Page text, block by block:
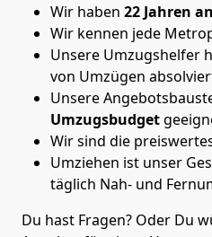
Wir haben 22 Jahren
Wir kennen jede
Unsere Umzugshelfer
von Umzügen
Unsere
Umzugsbudget
Wir sind die
Umziehen ist unser
täglich Nah- und
Du hast Fragen? Oder Du